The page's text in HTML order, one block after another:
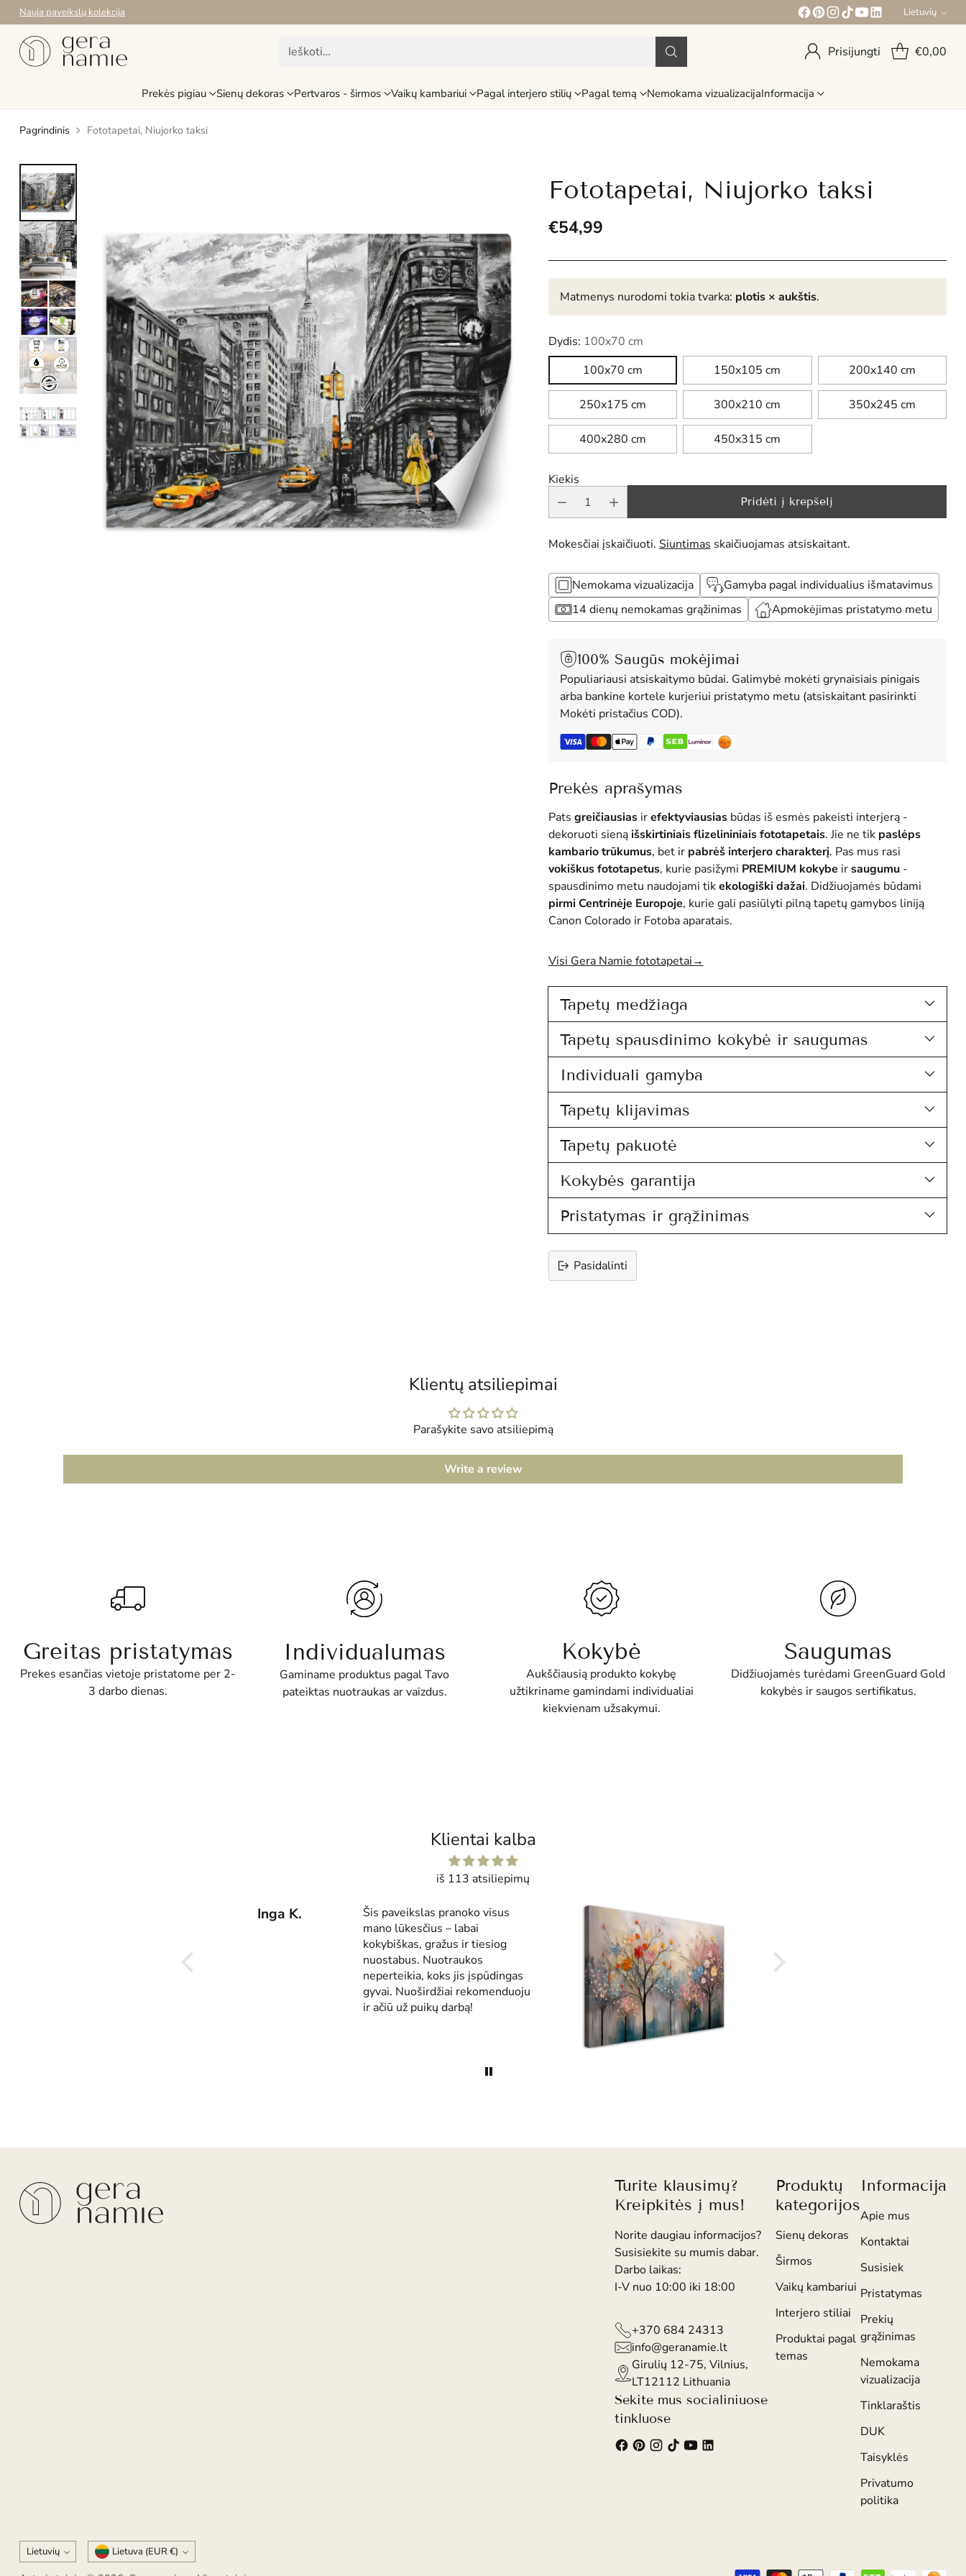
Ieškoti… Prisijungti €0,00
Prekės pigiau Sienų dekoras Pertvaros - širmos Vaikų kambariui Pagal interjero stilių Pagal temą Nemokama vizualizacijaInformacija
Nauja paveikslų kolekcija Kalba
Lietuvių
Pagrindinis Fototapetai, Niujorko taksi
Fototapetai, Niujorko taksi
Reguliari
kaina
€54,99
Matmenys nurodomi tokia tvarka: plotis × aukštis.
Dydis: 100x70 cm
100x70 cm
150x105 cm 200x140 cm
250x175 cm 300x210 cm 350x245 cm
400x280 cm 450x315 cm
Kiekis
Pridėti į krepšelį
Mokesčiai įskaičiuoti. Siuntimas skaičiuojamas atsiskaitant.
Nemokama vizualizacija
Gamyba pagal individualius išmatavimus
14 dienų nemokamas grąžinimas
Apmokėjimas pristatymo metu
100% Saugūs mokėjimai
Populiariausi atsiskaitymo būdai. Galimybė mokėti grynaisiais pinigais
arba bankine kortele kurjeriui pristatymo metu (atsiskaitant pasirinkti
Mokėti pristačius COD).
Prekės aprašymas
Pats greičiausiasirefektyviausiasbūdas iš esmės pakeisti interjerą -
dekoruoti sieną išskirtiniais flizelininiais fototapetais. Jie ne tik paslėps
kambario trūkumus, bet ir pabrėš interjero charakterį. Pas mus rasi
vokiškus fototapetus, kurie pasižymi PREMIUM kokybe irsaugumu-
spausdinimo metu naudojami tikekologiški dažai. Didžiuojamės būdami
pirmi Centrinėje Europoje, kurie gali pasiūlyti pilną tapetų gamybos liniją
Canon Colorado ir Fotoba aparatais.
Visi Gera Namie fototapetai→
Tapetų medžiaga
Tapetų spausdinimo kokybė ir saugumas
Individuali gamyba
Tapetų klijavimas
Tapetų pakuotė
Kokybės garantija
Pristatymas ir grąžinimas
Pasidalinti
Klientų atsiliepimai
Parašykite savo atsiliepimą
Write a review
Greitas pristatymas
Prekes esančias vietoje pristatome per 2-
3 darbo dienas.
Individualumas
Gaminame produktus pagal Tavo
pateiktas nuotraukas ar vaizdus.
Kokybė
Aukščiausią produkto kokybę
užtikriname gamindami individualiai
kiekvienam užsakymui.
Saugumas
Didžiuojamės turėdami GreenGuard Gold
kokybės ir saugos sertifikatus.
Klientai kalba
iš 113 atsiliepimų
Inga K.
Šis paveikslas pranoko visus
mano lūkesčius – labai
kokybiškas, gražus ir tiesiog
nuostabus. Nuotraukos
neperteikia, koks jis įspūdingas
gyvai. Nuoširdžiai rekomenduoju
ir ačiū už puikų darbą!
Turite klausimų?
Kreipkitės į mus!
Norite daugiau informacijos?
Susisiekite su mumis dabar.
Darbo laikas:
I-V nuo 10:00 iki 18:00
+370 684 24313
info@geranamie.lt
Girulių 12-75, Vilnius,
LT12112 Lithuania
Sekite mus socialiniuose
tinkluose
Produktų
kategorijos
Sienų dekoras
Širmos
Vaikų kambariui
Interjero stiliai
Produktai pagal
temas
Informacija
Apie mus
Kontaktai
Susisiek
Pristatymas
Prekių
grąžinimas
Nemokama
vizualizacija
Tinklaraštis
DUK
Taisyklės
Privatumo
politika
Kalba
Lietuvių Valiuta Lietuva (EUR €)